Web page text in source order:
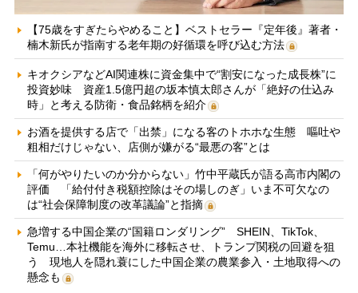
【75歳をすぎたらやめること】ベストセラー『定年後』著者・
楠木新氏が指南する老年期の好循環を呼び込む方法
キオクシアなどAI関連株に資金集中で“割安になった成長株”に
投資妙味 資産1.5億円超の坂本慎太郎さんが「絶好の仕込み
時」と考える防衛・食品銘柄を紹介
お酒を提供する店で「出禁」になる客のトホホな生態 嘔吐や
粗相だけじゃない、店側が嫌がる“最悪の客”とは
「何がやりたいのか分からない」竹中平蔵氏が語る高市内閣の
評価 「給付付き税額控除はその場しのぎ」いま不可欠なの
は“社会保障制度の改革議論”と指摘
急増する中国企業の“国籍ロンダリング” SHEIN、TikTok、
Temu…本社機能を海外に移転させ、トランプ関税の回避を狙
う 現地人を隠れ蓑にした中国企業の農業参入・土地取得への
懸念も